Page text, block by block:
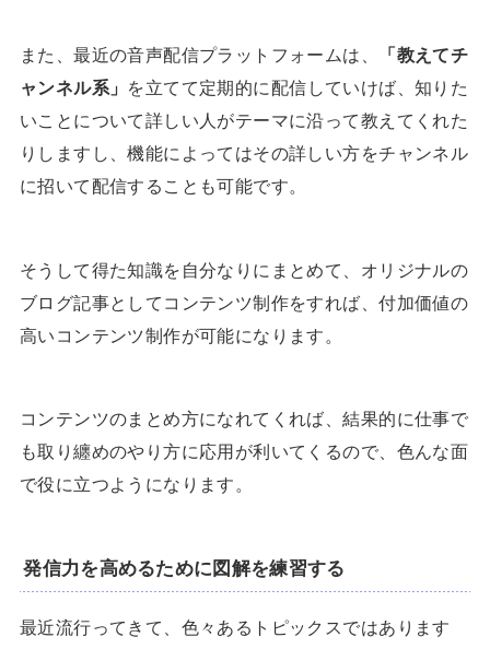
また、最近の音声配信プラットフォームは、
「教えてチ
ャンネル系」 を立てて定期的に配信していけば、知りた
いことについて詳しい人がテーマに沿って教えてくれた
りしますし、機能によってはその詳しい方をチャンネル
に招いて配信することも可能です。
そうして得た知識を自分なりにまとめて、オリジナルの
ブログ記事としてコンテンツ制作をすれば、付加価値の
高いコンテンツ制作が可能になります。
コンテンツのまとめ方になれてくれば、結果的に仕事で
も取り纏めのやり方に応用が利いてくるので、色んな面
で役に立つようになります。
発信力を高めるために図解を練習する
最近流行ってきて、色々あるトピックスではあります